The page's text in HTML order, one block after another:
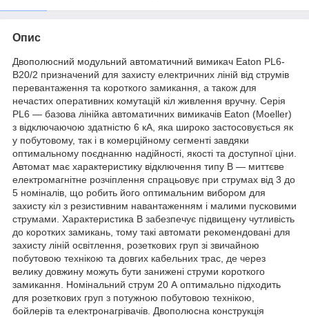
Опис
Двополюсний модульний автоматичний вимикач Eaton PL6-
B20/2 призначений для захисту електричних ліній від струмів
перевантаження та короткого замикання, а також для
нечастих оперативних комутацій кіл живлення вручну. Серія
PL6 — базова лінійка автоматичних вимикачів Eaton (Moeller)
з відключаючою здатністю 6 кА, яка широко застосовується як
у побутовому, так і в комерційному сегменті завдяки
оптимальному поєднанню надійності, якості та доступної ціни.
Автомат має характеристику відключення типу B — миттєве
електромагнітне розчіплення спрацьовує при струмах від 3 до
5 номіналів, що робить його оптимальним вибором для
захисту кіл з резистивним навантаженням і малими пусковими
струмами. Характеристика B забезпечує підвищену чутливість
до коротких замикань, тому такі автомати рекомендовані для
захисту ліній освітлення, розеткових груп зі звичайною
побутовою технікою та довгих кабельних трас, де через
велику довжину можуть бути занижені струми короткого
замикання. Номінальний струм 20 А оптимально підходить
для розеткових груп з потужною побутовою технікою,
бойлерів та електронагрівачів. Двополюсна конструкція